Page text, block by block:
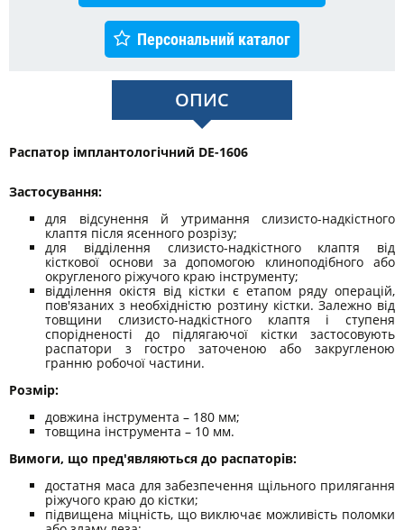
Персональний каталог
ОПИС
Распатор імплантологічний DE-1606
Застосування:
для відсунення й утримання слизисто-надкістного
клаптя після ясенного розрізу;
для відділення слизисто-надкістного клаптя від
кісткової основи за допомогою клиноподібного або
округленого ріжучого краю інструменту;
відділення окістя від кістки є етапом ряду операцій,
пов'язаних з необхідністю розтину кістки. Залежно від
товщини слизисто-надкістного клаптя і ступеня
спорідненості до підлягаючої кістки застосовують
распатори з гостро заточеною або закругленою
гранню робочої частини.
Розмір:
довжина інструмента – 180 мм;
товщина інструмента – 10 мм.
Вимоги, що пред'являються до распаторів:
достатня маса для забезпечення щільного прилягання
ріжучого краю до кістки;
підвищена міцність, що виключає можливість поломки